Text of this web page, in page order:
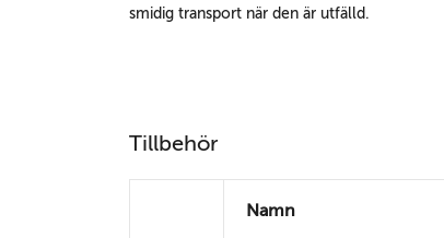
smidig transport när den är utfälld.
Tillbehör
Namn